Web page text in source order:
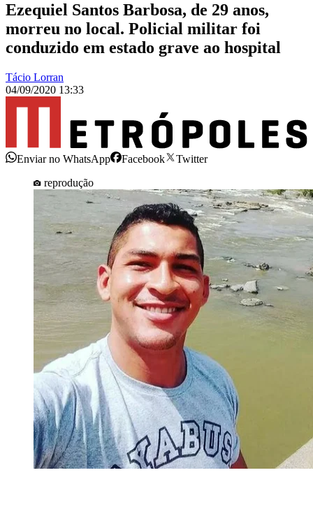
Ezequiel Santos Barbosa, de 29 anos,
morreu no local. Policial militar foi
conduzido em estado grave ao hospital
Tácio Lorran
04/09/2020 13:33
Enviar no WhatsApp Facebook
Twitter
reprodução